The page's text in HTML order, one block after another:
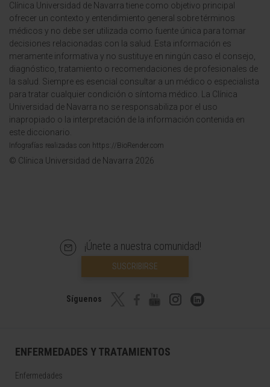
Clínica Universidad de Navarra tiene como objetivo principal
ofrecer un contexto y entendimiento general sobre términos
médicos y no debe ser utilizada como fuente única para tomar
decisiones relacionadas con la salud. Esta información es
meramente informativa y no sustituye en ningún caso el consejo,
diagnóstico, tratamiento o recomendaciones de profesionales de
la salud. Siempre es esencial consultar a un médico o especialista
para tratar cualquier condición o síntoma médico. La Clínica
Universidad de Navarra no se responsabiliza por el uso
inapropiado o la interpretación de la información contenida en
este diccionario.
Infografías realizadas con https://BioRender.com
© Clínica Universidad de Navarra 2026
¡Únete a nuestra comunidad!
SUSCRIBIRSE
Síguenos
ENFERMEDADES Y TRATAMIENTOS
Enfermedades